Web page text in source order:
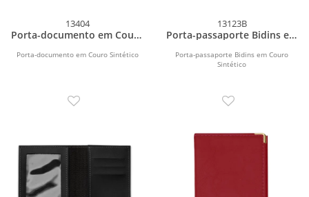
13404
Porta-documento em Couro
Porta-documento em Couro Sintético
13123B
Porta-passaporte Bidins em
Porta-passaporte Bidins em Couro
Sintético